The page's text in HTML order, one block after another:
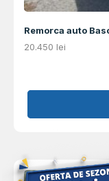
Remorca auto
20.450 lei